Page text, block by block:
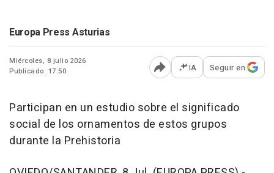
Europa Press Asturias
Miércoles, 8 julio 2026
Publicado: 17:50
Abrir opciones para
IA Seguir en
Participan en un estudio sobre el significado
social de los ornamentos de estos grupos
durante la Prehistoria